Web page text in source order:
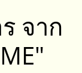
จาก